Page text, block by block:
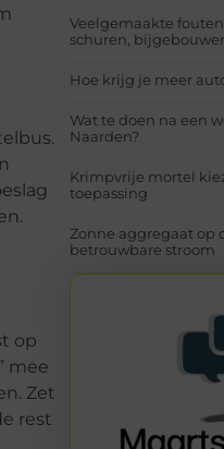
op
mee
Zet
rest
Veelgemaakte
schuren,
Hoe krijg je meer
Wat te doen na een
Naarden?
Krimpvrije mortel
toepassing
Zonne aggregaat op
betrouwbare stroom